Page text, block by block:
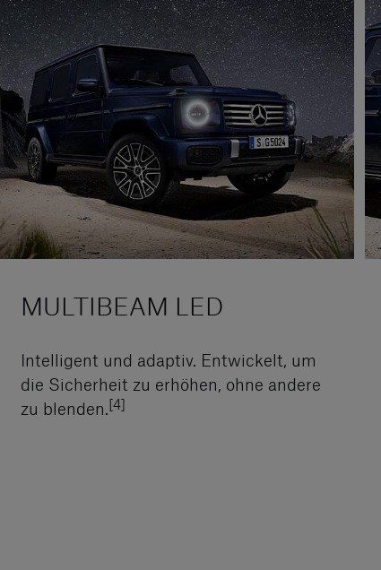
MULTIBEAM LED
Intelligent und adaptiv. Entwickelt, um
die Sicherheit zu erhöhen, ohne andere
zu blenden. [4]